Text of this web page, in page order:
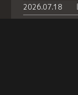
2026.07.18